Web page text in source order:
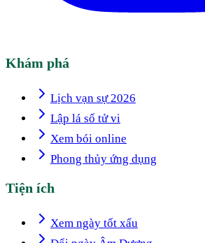
Khám phá
Lịch vạn sự 2026
Lập lá số tử vi
Xem bói online
Phong thủy ứng dụng
Tiện ích
Xem ngày tốt xấu